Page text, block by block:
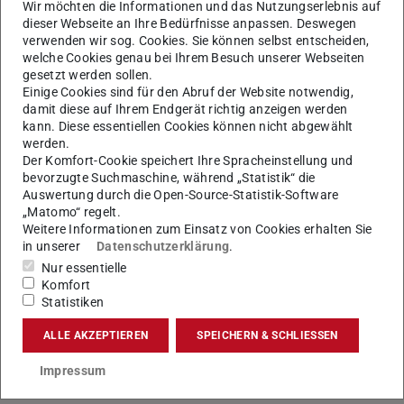
14.11.2024_H2020 und HEU_abrechenbare Kosten
14.11.24_Timesheets DE
14.11.24_Timesheets EN
14.11.24_HEU_MSCA
14.11.24_Portal
KONTAKT
Forschungsprojekte und Kooperationen,Forschung und
Transfer
Wir möchten die Informationen und das Nutzungserlebnis auf
dieser Webseite an Ihre Bedürfnisse anpassen. Deswegen
verwenden wir sog. Cookies. Sie können selbst entscheiden,
welche Cookies genau bei Ihrem Besuch unserer Webseiten
gesetzt werden sollen.
Einige Cookies sind für den Abruf der Website notwendig,
damit diese auf Ihrem Endgerät richtig anzeigen werden
kann. Diese essentiellen Cookies können nicht abgewählt
werden.
Der Komfort-Cookie speichert Ihre Spracheinstellung und
bevorzugte Suchmaschine, während „Statistik“ die
Auswertung durch die Open-Source-Statistik-Software
„Matomo“ regelt.
Weitere Informationen zum Einsatz von Cookies erhalten Sie
in unserer
Datenschutzerklärung.
Nur essentielle
Komfort
Statistiken
ALLE AKZEPTIEREN SPEICHERN & SCHLIESSEN
Impressum